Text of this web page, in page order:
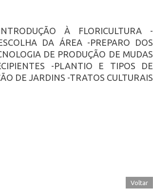
À FLORICULTURA -
DA ÁREA -PREPARO DOS
DE PRODUÇÃO DE MUDAS
-PLANTIO E TIPOS DE
DE JARDINS -TRATOS CULTURAIS
Voltar